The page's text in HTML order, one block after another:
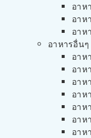
อาห
อาห
อาห
อาหารอื่นๆ
อาห
อาห
อาห
อาห
อาห
อาห
อาห